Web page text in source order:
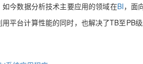
今数据分析技术主要应用的领域在BI，面
平台计算性能的同时，也解决了TB至